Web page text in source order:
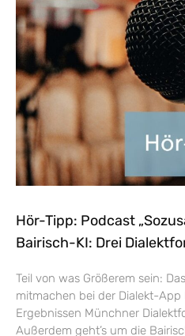
Hör-Tipp: Podcast
Bairisch-KI: Drei
Teil von was Größerem sein:
mitmachen bei der Dialekt-
Ergebnissen Münchner
Außerdem geht’s um die